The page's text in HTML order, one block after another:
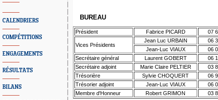
CALENDRIERS
COMPÉTITIONS
ENGAGEMENTS
RÉSULTATS
BILANS
BUREAU
Président Fabrice PICARD 07
Vices Présidents
Jean Luc URBAIN
06
Jean-Luc VIAUX
06
Secrétaire général
Laurent GOBERT
06
Secrétaire adjoint
Marie Claire PELTIER
03
Trésorière
Sylvie CHOQUERT
06
Trésorier adjoint
Jean-Luc VIAUX
06
Membre d'Honneur
Robert GRIMON 03